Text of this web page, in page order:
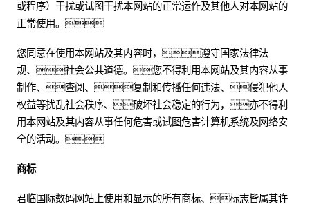
或程序）干扰或试图干扰本网站的正常运作及其他人对本网站的
正常使用。
您同意在使用本网站及其内容时，遵守国家法律法
规、社会公共道德。您不得利用本网站及其内容从事
制作、查阅、复制和传播任何违法、侵犯他人
权益等扰乱社会秩序、破坏社会稳定的行为，亦不得利
用本网站及其内容从事任何危害或试图危害计算机系统及网络安
全的活动。
商标
君临国际数码网站上使用和显示的所有商标、标志皆属其许